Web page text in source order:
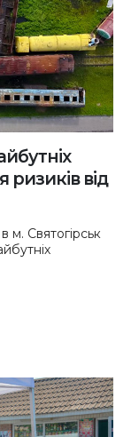
від
м. Святогірськ